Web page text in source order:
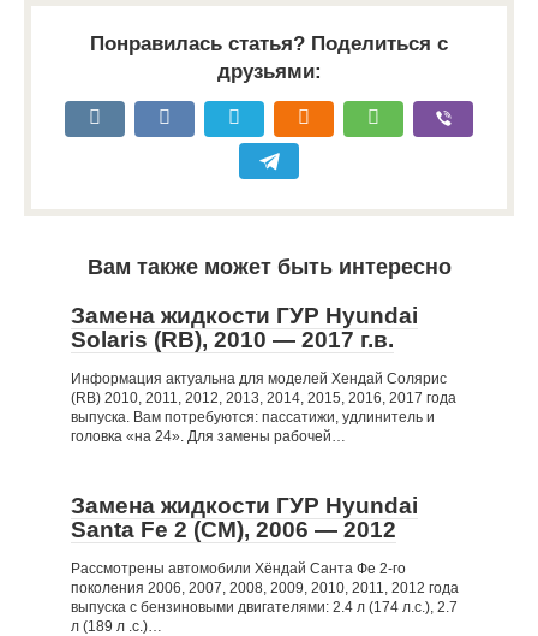
Понравилась статья? Поделиться с
друзьями:
Вам также может быть интересно
Замена жидкости ГУР Hyundai
Solaris (RB), 2010 — 2017 г.в.
Информация актуальна для моделей Хендай Солярис
(RB) 2010, 2011, 2012, 2013, 2014, 2015, 2016, 2017 года
выпуска. Вам потребуются: пассатижи, удлинитель и
головка «на 24». Для замены рабочей…
Замена жидкости ГУР Hyundai
Santa Fe 2 (CM), 2006 — 2012
Рассмотрены автомобили Хёндай Санта Фе 2-го
поколения 2006, 2007, 2008, 2009, 2010, 2011, 2012 года
выпуска с бензиновыми двигателями: 2.4 л (174 л.с.), 2.7
л (189 л .с.)…